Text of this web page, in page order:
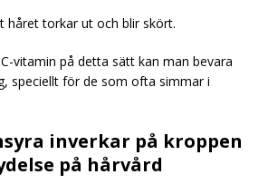
håret torkar ut och blir skört.
vitamin på detta sätt kan man bevara
speciellt för de som ofta simmar i
inverkar på kroppen
på hårvård